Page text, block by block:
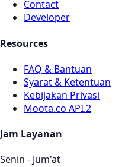
Contact
Developer
Resources
FAQ & Bantuan
Syarat & Ketentuan
Kebijakan Privasi
Moota.co API.2
Jam Layanan
Senin - Jum'at